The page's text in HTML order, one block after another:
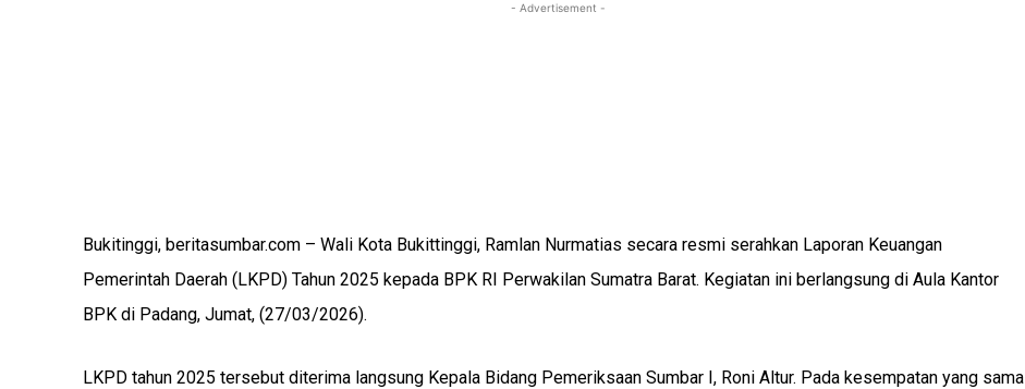
- Advertisement -
Bukitinggi, beritasumbar.com – Wali Kota Bukittinggi, Ramlan Nurmatias secara resmi serahkan Laporan Keuangan
Pemerintah Daerah (LKPD) Tahun 2025 kepada BPK RI Perwakilan Sumatra Barat. Kegiatan ini berlangsung di Aula Kantor
BPK di Padang, Jumat, (27/03/2026).
LKPD tahun 2025 tersebut diterima langsung Kepala Bidang Pemeriksaan Sumbar I, Roni Altur. Pada kesempatan yang sama